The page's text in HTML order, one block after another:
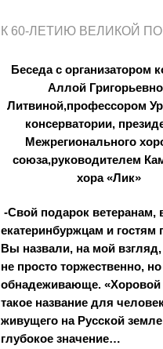
К 60-ЛЕТИЮ ВЕЛИКОЙ
Беседа с организатором
Аллой
Литвиной,профессором
консерватории,
Межрегионального
союза,руководителем
хора «Лик»
-Свой подарок ветеранам,
екатеринбуржцам и гостям
Вы назвали, на мой взгляд,
не просто торжественно,
обнадеживающе. «Хоровой
такое название для
живущего на Русской
глубокое значение…